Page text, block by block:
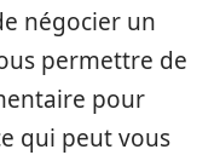
négocier un
permettre de
pour
qui peut vous